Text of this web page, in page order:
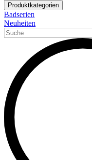
Produktkategorien
Badserien
Neuheiten